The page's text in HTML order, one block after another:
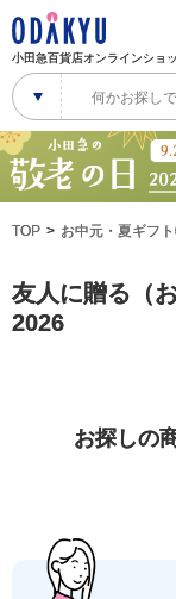
小田急百貨店オンラインショ
TOP お中元・夏ギフ
友人に贈る（
2026
お探しの